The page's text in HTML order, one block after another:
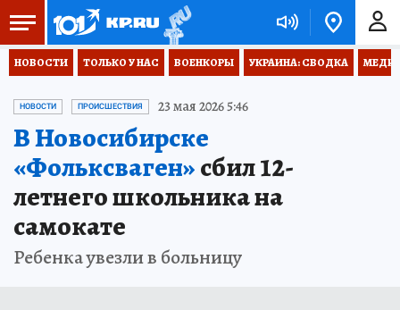
НОВОСТИ ТОЛЬКО У НАС ВОЕНКОРЫ УКРАИНА: СВОДКА
НОВОСТИ ПРОИСШЕСТВИЯ 23 мая 2026 5:46
В Новосибирске
«Фольксваген»сбил 12-
летнего школьника на
самокате
Ребенка увезли в больницу